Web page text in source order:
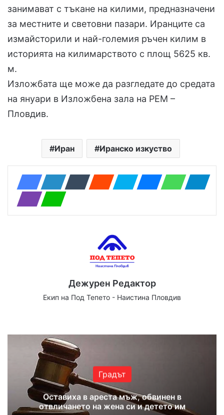
занимават с тъкане на килими, предназначени
за местните и световни пазари. Иранците са
измайсторили и най-големия ръчен килим в
историята на килимарството с площ 5625 кв.
м.
Изложбата ще може да разгледате до средата
на януари в Изложбена зала на РЕМ –
Пловдив.
Иран Иранско изкуство
Дежурен Редактор
Екип на Под Тепето - Наистина Пловдив
Градът
Оставиха в ареста мъж, обвинен в
отвличането на жена си и детето им